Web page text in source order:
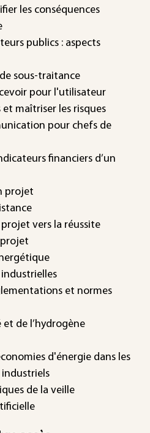
les conséquences
publics : aspects
sous-traitance
pour l'utilisateur
maîtriser les risques
pour chefs de
financiers d’un
projet
vers la réussite
projet
et normes
et de l’hydrogène
d'énergie dans les
de la veille